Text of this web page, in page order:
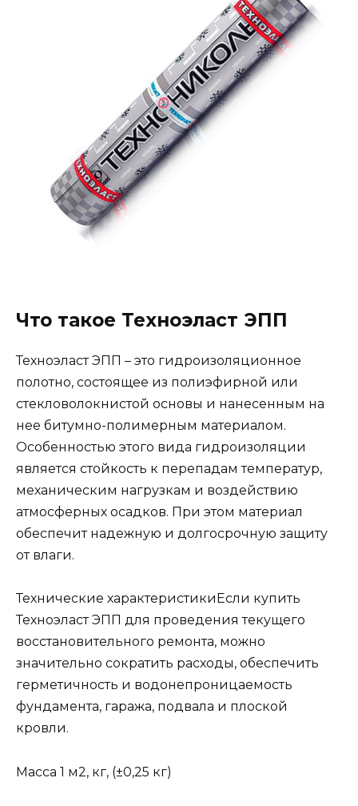
Что такое Техноэласт ЭПП
Техноэласт ЭПП – это гидроизоляционное
полотно, состоящее из полиэфирной или
стекловолокнистой основы и нанесенным на
нее битумно-полимерным материалом.
Особенностью этого вида гидроизоляции
является стойкость к перепадам температур,
механическим нагрузкам и воздействию
атмосферных осадков. При этом материал
обеспечит надежную и долгосрочную защиту
от влаги.
Технические характеристикиЕсли купить
Техноэласт ЭПП для проведения текущего
восстановительного ремонта, можно
значительно сократить расходы, обеспечить
герметичность и водонепроницаемость
фундамента, гаража, подвала и плоской
кровли.
Масса 1 м2, кг, (±0,25 кг)